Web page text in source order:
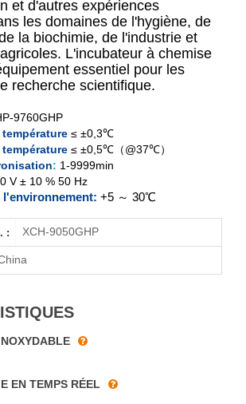
et d'autres expériences
les domaines de l'hygiène, de
la biochimie, de l'industrie et
L'incubateur à chemise
essentiel pour les
recherche scientifique.
9760GHP
≤ ±0,3℃
≤ ±0,5℃（@37℃）
: 1-9999min
V ± 10 % 50 Hz
l'environnement: +5 ～ 30℃
: XCH-9050GHP
EN TEMPS RÉEL